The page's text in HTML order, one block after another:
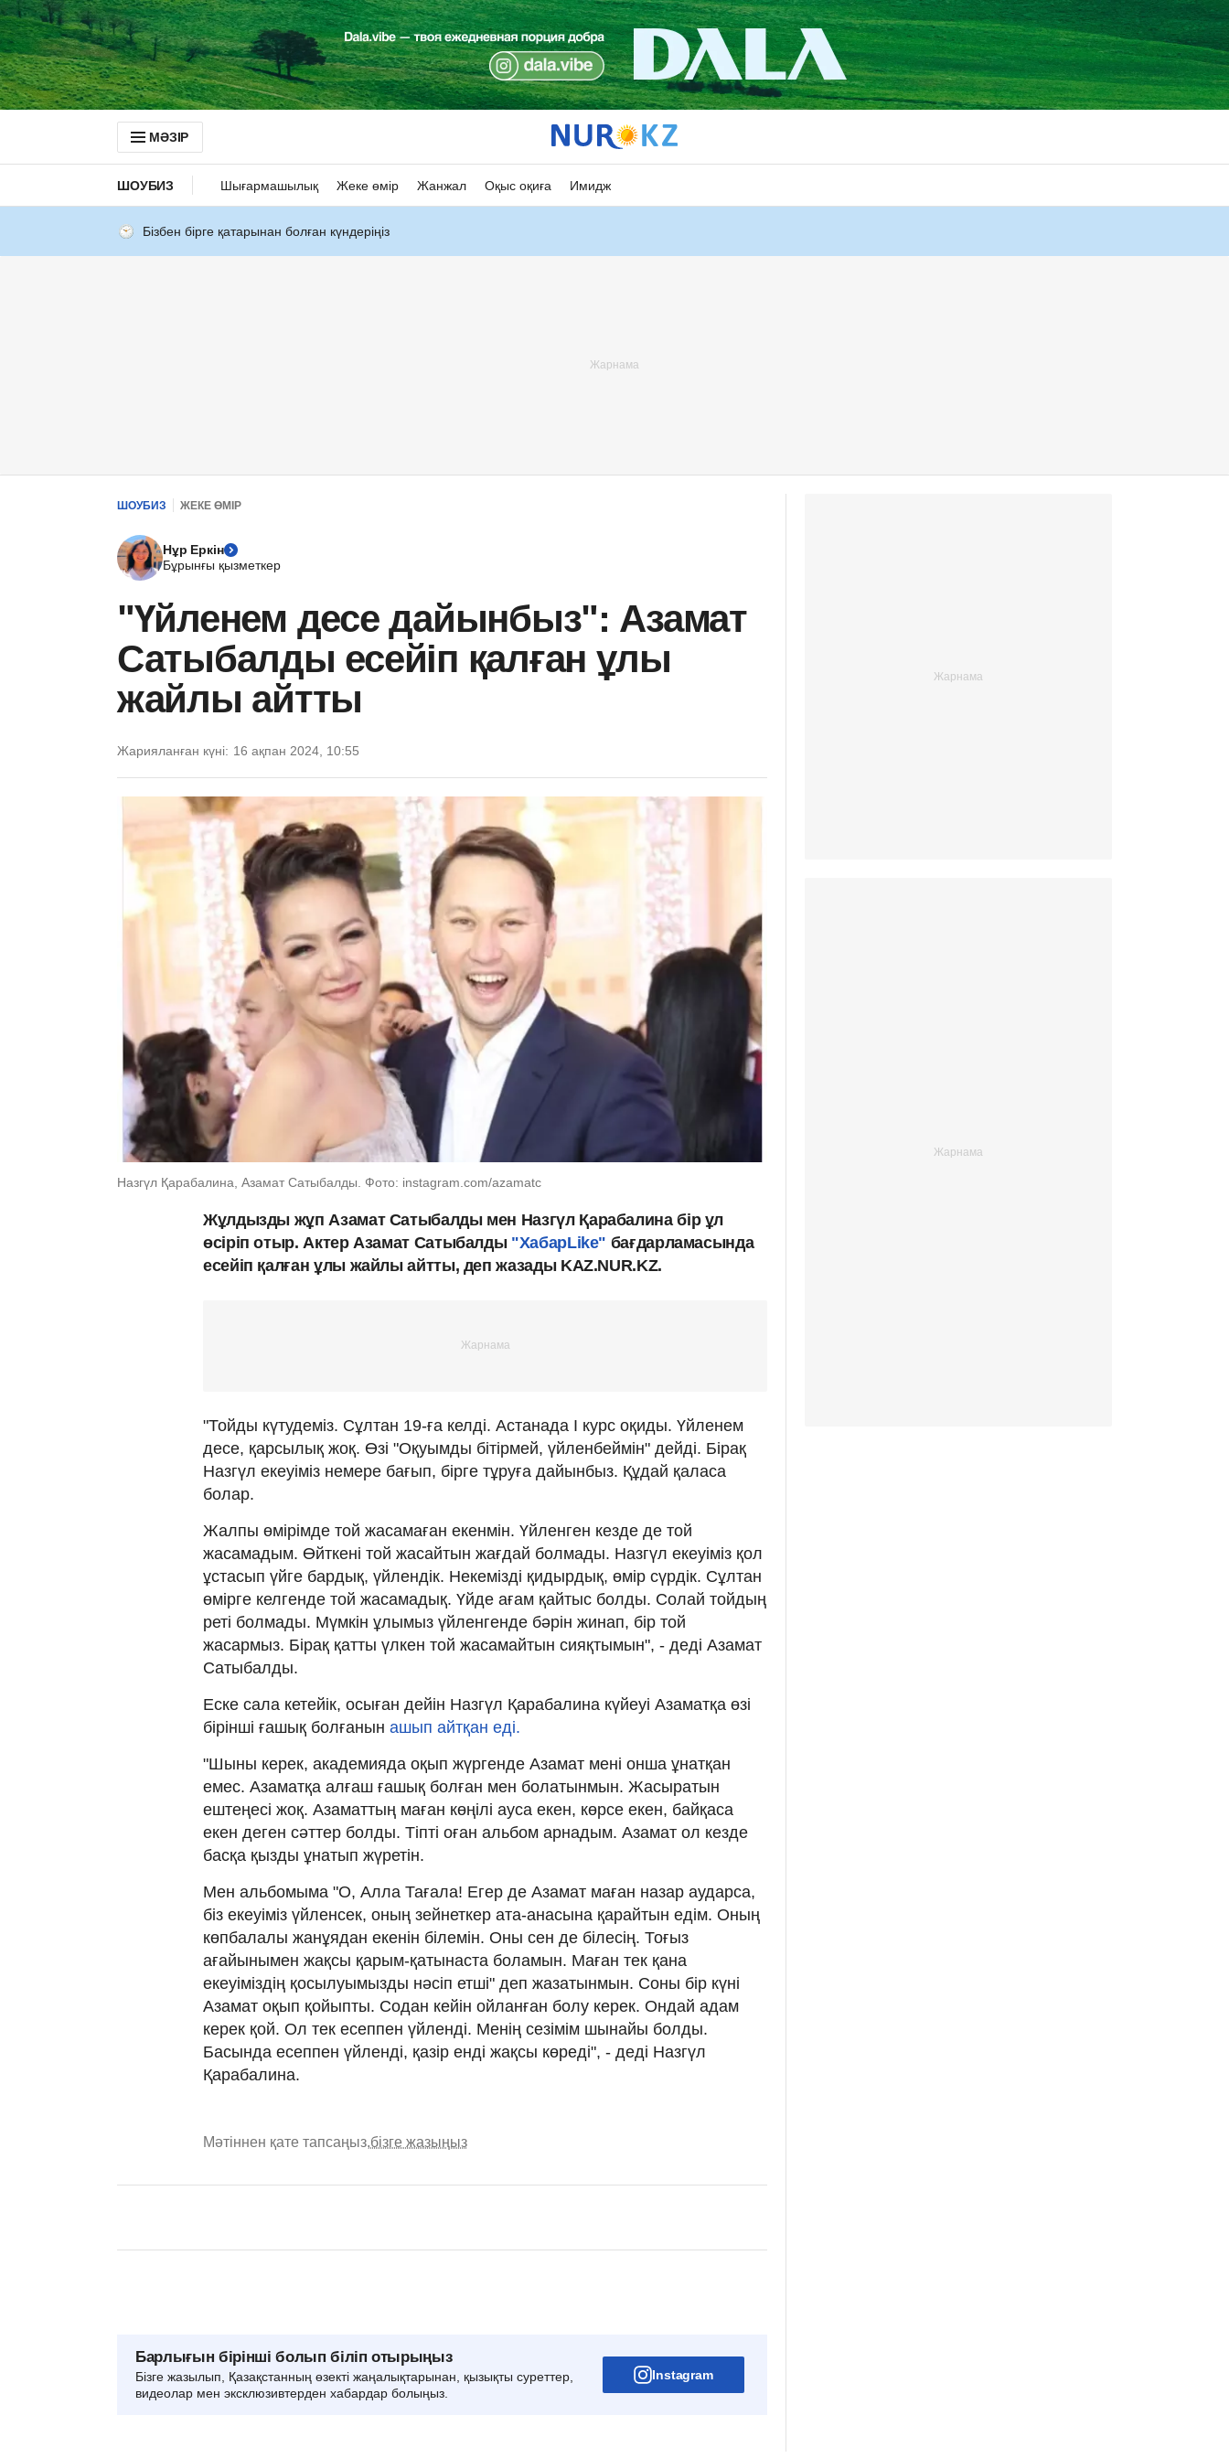
МӘЗІР
ШОУБИЗ Шығармашылық Жеке өмір Жанжал Оқыс оқиға Имидж
Бізбен бірге қатарынан болған күндеріңіз
ШОУБИЗ ЖЕКЕ ӨМІР
Нұр Еркін
Бұрынғы қызметкер
"Үйленем десе дайынбыз": Азамат
Сатыбалды есейіп қалған ұлы
жайлы айтты
Жарияланған күні: 16 ақпан 2024, 10:55
Назгүл Қарабалина, Азамат Сатыбалды. Фото: instagram.com/azamatc
Жұлдызды жұп Азамат Сатыбалды мен Назгүл Қарабалина бір ұл
өсіріп отыр. Актер Азамат Сатыбалды"ХабарLike" бағдарламасында
есейіп қалған ұлы жайлы айтты, деп жазады KAZ.NUR.KZ.
"Тойды күтудеміз. Сұлтан 19-ға келді. Астанада I курс оқиды. Үйленем
десе, қарсылық жоқ. Өзі "Оқуымды бітірмей, үйленбеймін" дейді. Бірақ
Назгүл екеуіміз немере бағып, бірге тұруға дайынбыз. Құдай қаласа
болар.
Жалпы өмірімде той жасамаған екенмін. Үйленген кезде де той
жасамадым. Өйткені той жасайтын жағдай болмады. Назгүл екеуіміз қол
ұстасып үйге бардық, үйлендік. Некемізді қидырдық, өмір сүрдік. Сұлтан
өмірге келгенде той жасамадық. Үйде ағам қайтыс болды. Солай тойдың
реті болмады. Мүмкін ұлымыз үйленгенде бәрін жинап, бір той
жасармыз. Бірақ қатты үлкен той жасамайтын сияқтымын", - деді Азамат
Сатыбалды.
Еске сала кетейік, осыған дейін Назгүл Қарабалина күйеуі Азаматқа өзі
бірінші ғашық болғанын ашып айтқан еді.
"Шыны керек, академияда оқып жүргенде Азамат мені онша ұнатқан
емес. Азаматқа алғаш ғашық болған мен болатынмын. Жасыратын
ештеңесі жоқ. Азаматтың маған көңілі ауса екен, көрсе екен, байқаса
екен деген сәттер болды. Тіпті оған альбом арнадым. Азамат ол кезде
басқа қызды ұнатып жүретін.
Мен альбомыма "О, Алла Тағала! Егер де Азамат маған назар аударса,
біз екеуіміз үйленсек, оның зейнеткер ата-анасына қарайтын едім. Оның
көпбалалы жанұядан екенін білемін. Оны сен де білесің. Тоғыз
ағайынымен жақсы қарым-қатынаста боламын. Маған тек қана
екеуіміздің қосылуымызды нәсіп етші" деп жазатынмын. Соны бір күні
Азамат оқып қойыпты. Содан кейін ойланған болу керек. Ондай адам
керек қой. Ол тек есеппен үйленді. Менің сезімім шынайы болды.
Басында есеппен үйленді, қазір енді жақсы көреді", - деді Назгүл
Қарабалина.
Мәтіннен қате тапсаңыз,бізге жазыңыз
Барлығын бірінші болып біліп отырыңыз
Бізге жазылып, Қазақстанның өзекті жаңалықтарынан, қызықты суреттер,
видеолар мен эксклюзивтерден хабардар болыңыз.
Instagram